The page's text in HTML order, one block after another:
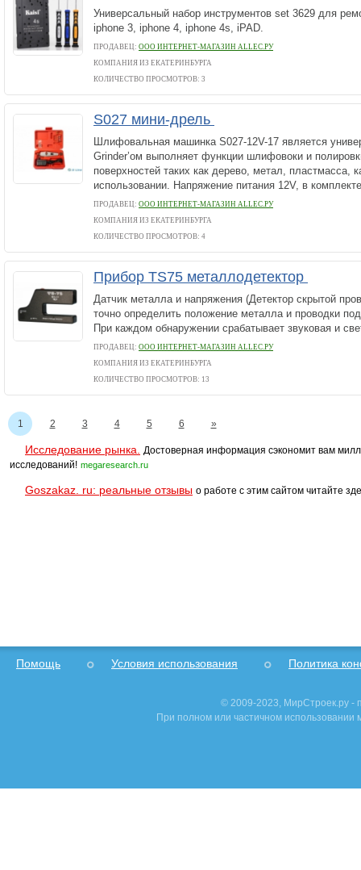
Универсальный набор инструментов set 3629 для
iphone 3, iphone 4, iphone 4s, iPAD.
ПРОДАВЕЦ: ООО ИНТЕРНЕТ-МАГАЗИН ALLEC.РУ
КОМПАНИЯ ИЗ ЕКАТЕРИНБУРГА
КОЛИЧЕСТВО ПРОСМОТРОВ: 3
S027 мини-дрель
Шлифовальная машинка S027-12V-17 является
Grinder’ом выполняет функции шлифовоки и
поверхностей таких как дерево, метал, пластмасса,
использовании. Напряжение питания 12V, в
ПРОДАВЕЦ: ООО ИНТЕРНЕТ-МАГАЗИН ALLEC.РУ
КОМПАНИЯ ИЗ ЕКАТЕРИНБУРГА
КОЛИЧЕСТВО ПРОСМОТРОВ: 4
Прибор TS75 металлодетектор
Датчик металла и напряжения (Детектор скрытой
точно определить положение металла и проводки
При каждом обнаружении срабатывает звуковая и
ПРОДАВЕЦ: ООО ИНТЕРНЕТ-МАГАЗИН ALLEC.РУ
КОМПАНИЯ ИЗ ЕКАТЕРИНБУРГА
КОЛИЧЕСТВО ПРОСМОТРОВ: 13
1 2 3 4 5 6 »
Исследование рынка.
Достоверная информация сэкономит вам
исследований! megaresearch.ru
Goszakaz. ru: реальные отзывы о работе с этим сайтом читайте
Помощь Условия использования Политика
© 2009-2023, МирСтроек.ру -
При полном или частичном использовании